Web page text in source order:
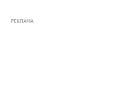
РЕКЛАМА